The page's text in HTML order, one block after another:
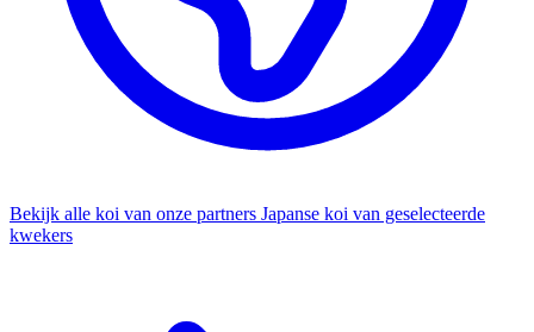
Bekijk alle koi van onze partners Japanse koi van geselecteerde
kwekers